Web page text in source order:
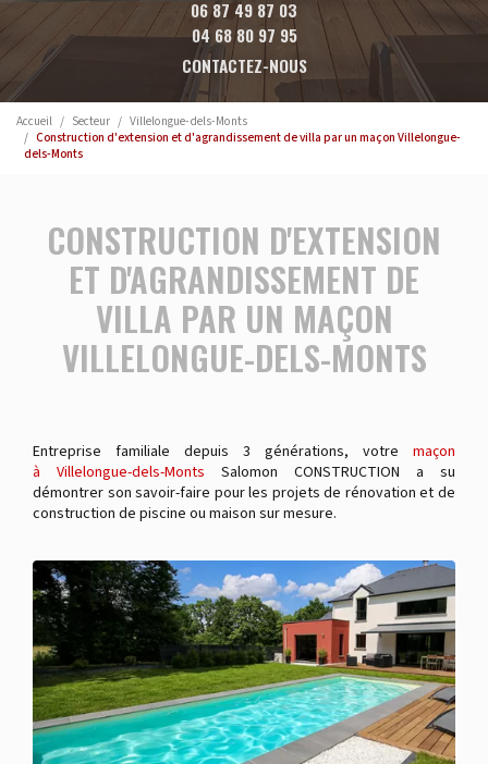
06 87 49 87 03
04 68 80 97 95
CONTACTEZ-NOUS
Accueil Secteur
Villelongue-dels-Monts
Construction d'extension et d'agrandissement de villa par un maçon Villelongue-
dels-Monts
CONSTRUCTION D'EXTENSION
ET D'AGRANDISSEMENT DE
VILLA PAR UN MAÇON
VILLELONGUE-DELS-MONTS
Entreprise familiale depuis 3 générations, votre maçon
à Villelongue-dels-Monts Salomon CONSTRUCTION a su
démontrer son savoir-faire pour les projets de rénovation et de
construction de piscine ou maison sur mesure.